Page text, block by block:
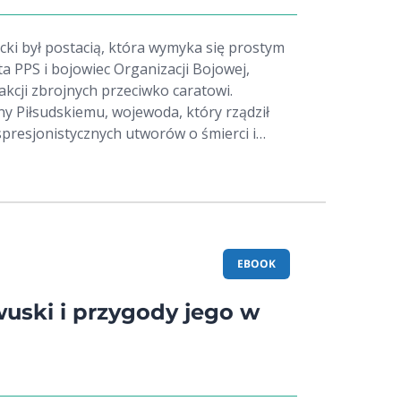
był postacią, która wymyka się prostym
PPS i bojowiec Organizacji Bojowej,
zbrojnych przeciwko caratowi.
Piłsudskiemu, wojewoda, który rządził
utworów o śmierci i
1905 roku, fronty I wojny światowej,
II RP, Berezę Kartuską, aż po więzienia
Marszałka" cały czas pozostaje mu
"zadania specjalne" w czasach, gdy
a okrucieństwem bywała wyjątkowo
którzy szukają prawdziwej historii, tej
EBOOK
i przygody jego w